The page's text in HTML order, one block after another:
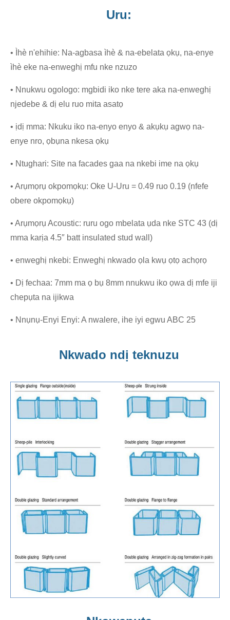
Uru:
• Ìhè n'ehihie: Na-agbasa ìhè & na-ebelata ọkụ, na-enye
ìhè eke na-enweghị mfu nke nzuzo
• Nnukwu ogologo: mgbidi iko nke tere aka na-enweghị
njedebe & dị elu ruo mita asatọ
• ịdị mma: Nkuku iko na-enyo enyo & akụkụ agwọ na-
enye nro, ọbụna nkesa ọkụ
• Ntughari: Site na facades gaa na nkebi ime na ọkụ
• Arụmọrụ okpomọkụ: Oke U-Uru = 0.49 ruo 0.19 (nfefe
obere okpomọkụ)
• Arụmọrụ Acoustic: ruru ogo mbelata ụda nke STC 43 (dị
mma karịa 4.5″ batt insulated stud wall)
• enweghị nkebi: Enweghị nkwado ọla kwụ ọtọ achọrọ
• Dị fechaa: 7mm ma ọ bụ 8mm nnukwu iko ọwa dị mfe iji
chepụta na ijikwa
• Nnụnụ-Enyi Enyi: A nwalere, ihe iyi egwu ABC 25
Nkwado ndị teknuzu